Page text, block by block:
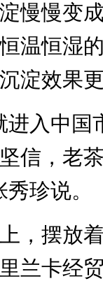
慢慢变
温恒湿
淀效果
入中国
信，老
珍说。
摆放着
兰卡经